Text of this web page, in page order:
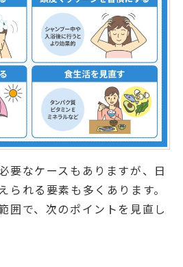
要なケースもありますが、日
られる要素も多くあります。
囲で、次のポイントを見直し